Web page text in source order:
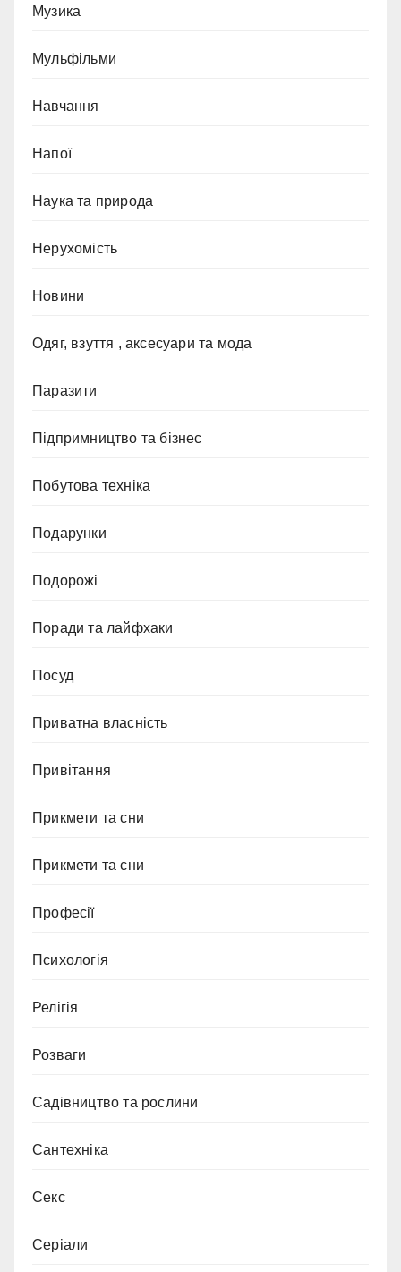
Музика
Мульфільми
Навчання
Напої
Наука та природа
Нерухомість
Новини
Одяг, взуття , аксесуари та мода
Паразити
Підпримництво та бізнес
Побутова техніка
Подарунки
Подорожі
Поради та лайфхаки
Посуд
Приватна власність
Привітання
Прикмети та сни
Прикмети та сни
Професії
Психологія
Релігія
Розваги
Садівництво та рослини
Сантехніка
Секс
Серіали